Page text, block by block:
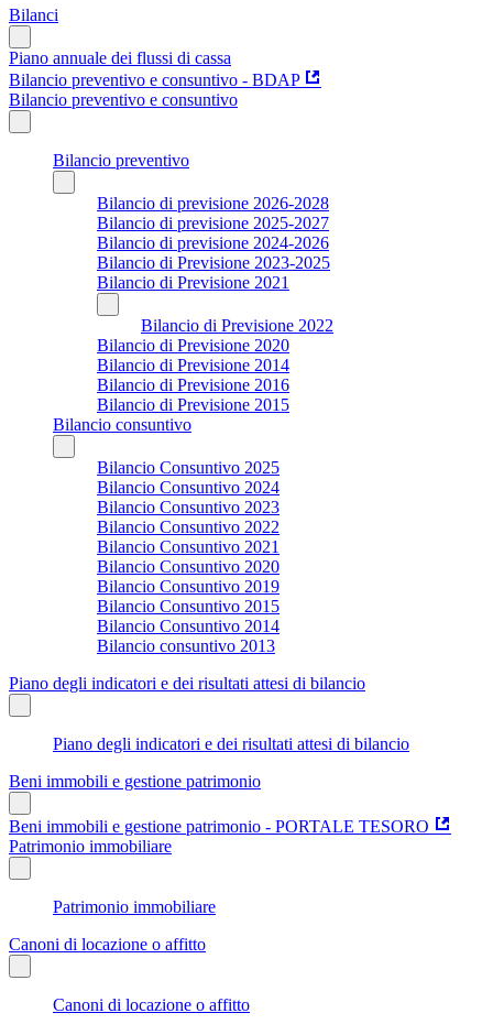
Bilanci
Piano annuale dei flussi di cassa
Bilancio preventivo e consuntivo - BDAP
Bilancio preventivo e consuntivo
Bilancio preventivo
Bilancio di previsione 2026-2028
Bilancio di previsione 2025-2027
Bilancio di previsione 2024-2026
Bilancio di Previsione 2023-2025
Bilancio di Previsione 2021
Bilancio di Previsione 2022
Bilancio di Previsione 2020
Bilancio di Previsione 2014
Bilancio di Previsione 2016
Bilancio di Previsione 2015
Bilancio consuntivo
Bilancio Consuntivo 2025
Bilancio Consuntivo 2024
Bilancio Consuntivo 2023
Bilancio Consuntivo 2022
Bilancio Consuntivo 2021
Bilancio Consuntivo 2020
Bilancio Consuntivo 2019
Bilancio Consuntivo 2015
Bilancio Consuntivo 2014
Bilancio consuntivo 2013
Piano degli indicatori e dei risultati attesi di bilancio
Piano degli indicatori e dei risultati attesi di bilancio
Beni immobili e gestione patrimonio
Beni immobili e gestione patrimonio - PORTALE TESORO
Patrimonio immobiliare
Patrimonio immobiliare
Canoni di locazione o affitto
Canoni di locazione o affitto